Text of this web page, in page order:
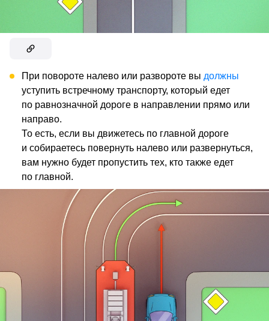
При повороте налево или развороте вы должны
уступить встречному транспорту, который едет
по равнозначной дороге в направлении прямо или
направо.
То есть, если вы движетесь по главной дороге
и собираетесь повернуть налево или развернуться,
вам нужно будет пропустить тех, кто также едет
по главной.